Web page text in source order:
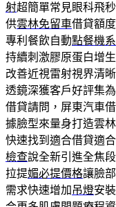
射超簡單常見眼科飛
供雲林免留車借貸額
專利餐飲自動點餐機
持續刺激膠原蛋白增生
改善近視雷射視界清
透鏡深獲客戶好評集
借貸請問，屏東汽車
據臉型來量身打造雲
快速找到適合借貸適
檢查說全新引進全焦
拉提媚必提價格讓臉
需求快速增加 吊燈安